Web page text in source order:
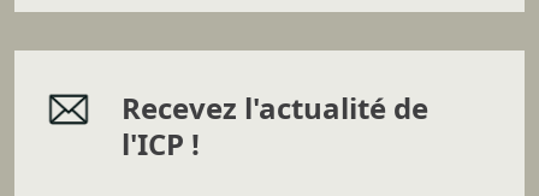
Recevez l'actualité de
l'ICP !